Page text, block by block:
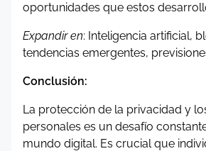
oportunidades que estos
Expandir en: Inteligencia artificial,
tendencias emergentes,
Conclusión:
La protección de la privacidad y
personales es un desafío
mundo digital. Es crucial que